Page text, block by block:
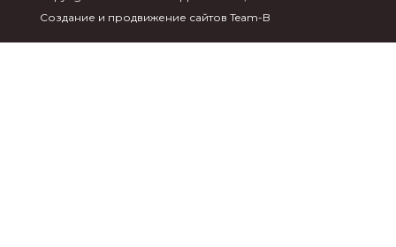
Создание и продвижение сайтов Team-B